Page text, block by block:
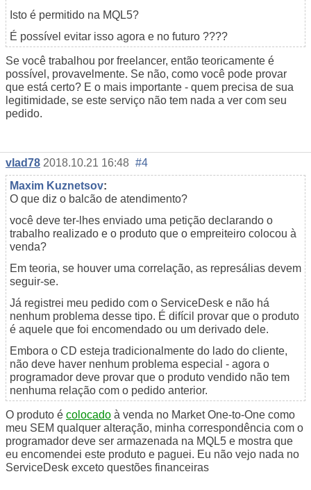
Isto é permitido na MQL5?
É possível evitar isso agora e no futuro ????
Se você trabalhou por freelancer, então teoricamente é
possível, provavelmente. Se não, como você pode provar
que está certo? E o mais importante - quem precisa de sua
legitimidade, se este serviço não tem nada a ver com seu
pedido.
vlad78 2018.10.21 16:48 #4
Maxim Kuznetsov:
O que diz o balcão de atendimento?
você deve ter-lhes enviado uma petição declarando o
trabalho realizado e o produto que o empreiteiro colocou à
venda?
Em teoria, se houver uma correlação, as represálias devem
seguir-se.
Já registrei meu pedido com o ServiceDesk e não há
nenhum problema desse tipo. É difícil provar que o produto
é aquele que foi encomendado ou um derivado dele.
Embora o CD esteja tradicionalmente do lado do cliente,
não deve haver nenhum problema especial - agora o
programador deve provar que o produto vendido não tem
nenhuma relação com o pedido anterior.
O produto é colocado à venda no Market One-to-One como
meu SEM qualquer alteração, minha correspondência com o
programador deve ser armazenada na MQL5 e mostra que
eu encomendei este produto e paguei. Eu não vejo nada no
ServiceDesk exceto questões financeiras